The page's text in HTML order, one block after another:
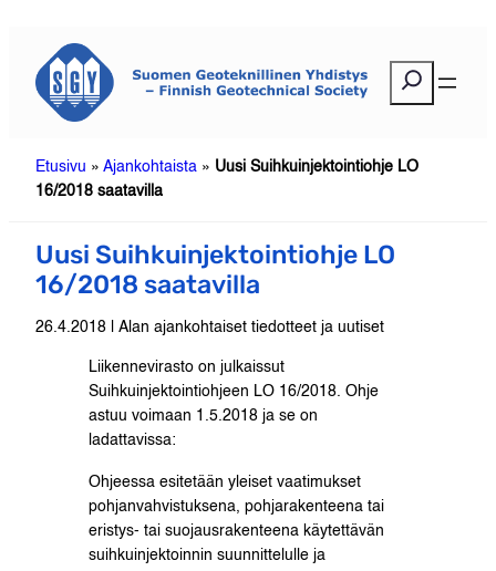
sisältöön
Etusivu » Ajankohtaista » Uusi Suihkuinjektointiohje LO
16/2018 saatavilla
Uusi Suihkuinjektointiohje LO
16/2018 saatavilla
26.4.2018 | Alan ajankohtaiset tiedotteet ja uutiset
Liikennevirasto on julkaissut
Suihkuinjektointiohjeen LO 16/2018. Ohje
astuu voimaan 1.5.2018 ja se on
ladattavissa:
Ohjeessa esitetään yleiset vaatimukset
pohjanvahvistuksena, pohjarakenteena tai
eristys- tai suojausrakenteena käytettävän
suihkuinjektoinnin suunnittelulle ja